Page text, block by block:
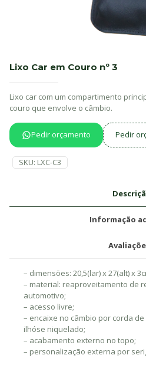
Lixo Car em Couro nº 3
Lixo car com um compartimento
couro que envolve o câmbio.
Pedir orçamento Pedir
SKU: LXC-C3
Informação
– dimensões: 20,5(lar) x 27(alt) x
– material: reaproveitamento de
automotivo;
– acesso livre;
– encaixe no câmbio por corda
ilhóse niquelado;
– acabamento externo no topo;
– personalização externa por